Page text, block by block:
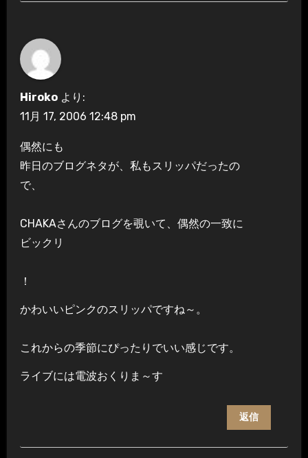
Hiroko より:
11月 17, 2006 12:48 pm
偶然にも
昨日のブログネタが、私もスリッパだったの
で、
CHAKAさんのブログを覗いて、偶然の一致に
ビックリ
！
かわいいピンクのスリッパですね～。
これからの季節にぴったりでいい感じです。
ライブには電波おくりま～す
返信